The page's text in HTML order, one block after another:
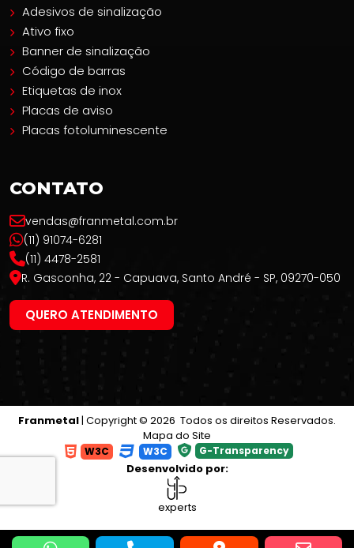
Adesivos de sinalização
Ativo fixo
Banner de sinalização
Código de barras
Etiquetas de inox
Placas de aviso
Placas fotoluminescente
CONTATO
vendas@franmetal.com.br
(11) 91074-6281
(11) 4478-2581
R. Gasconha, 22 - Capuava, Santo André - SP, 09270-050
QUERO ATENDIMENTO
Franmetal| Copyright © 2026 Todos os direitos Reservados.
Mapa do Site
W3C W3C G-Transparency
Desenvolvido por:
experts